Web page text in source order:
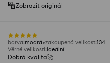
Zobrazit originál
barva:modrá zakoupená velikost:134
Věrné velikosti:ideální
Dobrá kvalita🚀